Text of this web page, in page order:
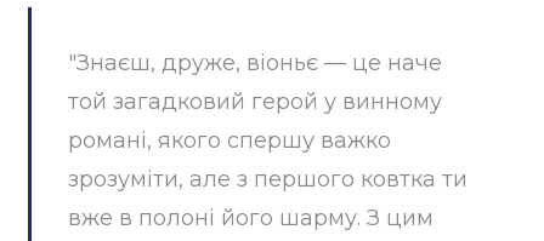
"Знаєш, друже, віоньє — це наче
той загадковий герой у винному
романі, якого спершу важко
зрозуміти, але з першого ковтка ти
вже в полоні його шарму. З цим